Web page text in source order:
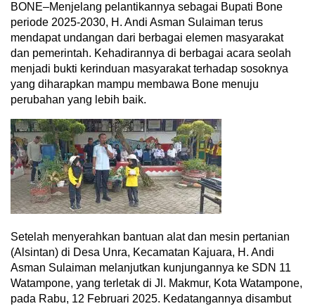
BONE–Menjelang pelantikannya sebagai Bupati Bone
periode 2025-2030, H. Andi Asman Sulaiman terus
mendapat undangan dari berbagai elemen masyarakat
dan pemerintah. Kehadirannya di berbagai acara seolah
menjadi bukti kerinduan masyarakat terhadap sosoknya
yang diharapkan mampu membawa Bone menuju
perubahan yang lebih baik.
Setelah menyerahkan bantuan alat dan mesin pertanian
(Alsintan) di Desa Unra, Kecamatan Kajuara, H. Andi
Asman Sulaiman melanjutkan kunjungannya ke SDN 11
Watampone, yang terletak di Jl. Makmur, Kota Watampone,
pada Rabu, 12 Februari 2025. Kedatangannya disambut